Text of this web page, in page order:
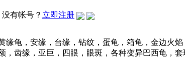
有帐号？ 立即注册
缘龟，安缘，台缘，钻纹，蛋龟，箱龟，金边火焰
，齿缘，亚巨，四眼，眼斑，各种变异巴西龟，套